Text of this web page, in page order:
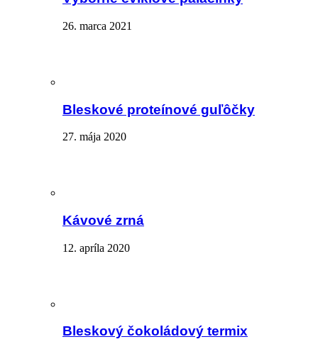
26. marca 2021
Bleskové proteínové guľôčky
27. mája 2020
Kávové zrná
12. apríla 2020
Bleskový čokoládový termix